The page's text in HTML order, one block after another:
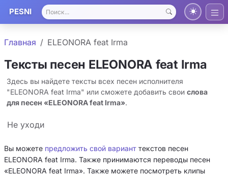
PESNI
Главная ELEONORA feat Irma
Тексты песен ELEONORA feat Irma
Здесь вы найдете тексты всех песен исполнителя
"ELEONORA feat Irma" или сможете добавить свои слова
для песен «ELEONORA feat Irma».
Не уходи
Вы можете предложить свой вариант текстов песен
ELEONORA feat Irma. Также принимаются переводы песен
«ELEONORA feat Irma». Также можете посмотреть клипы